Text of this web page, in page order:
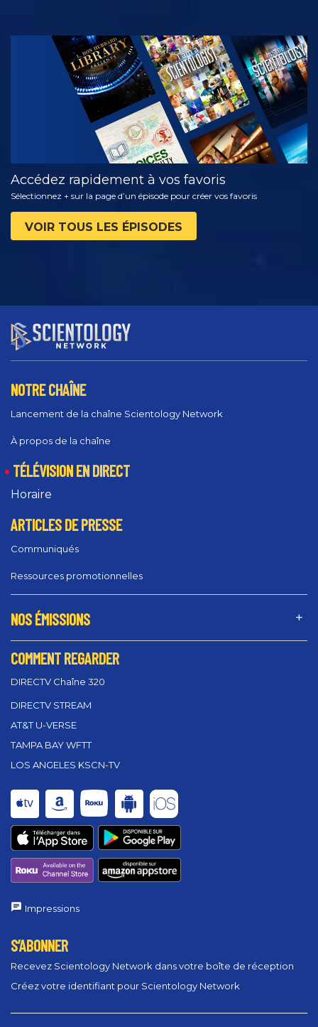
REGARDER
DÉCOUVRIR
LES SÉRIES
Accédez rapidement à vos favoris
Sélectionnez + sur la page d’un épisode pour créer vos favoris
VOIR TOUS LES ÉPISODES
NOTRE CHAÎNE
Lancement de la chaîne Scientology Network
À propos de la chaîne
TÉLÉVISION EN DIRECT
Horaire
ARTICLES DE PRESSE
Communiqués
Ressources promotionnelles
NOS ÉMISSIONS
COMMENT REGARDER
DIRECTV Chaîne 320
DIRECTV STREAM
AT&T U-VERSE
TAMPA BAY WFTT
LOS ANGELES KSCN-TV
Impressions
S’ABONNER
Recevez Scientology Network dans votre boîte de réception
Créez votre identifiant pour Scientology Network